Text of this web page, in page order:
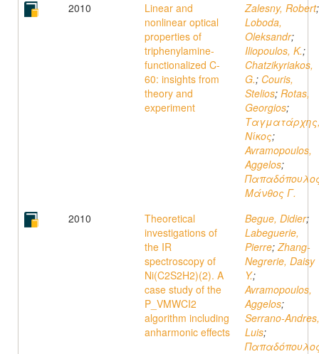
2010
Linear and
nonlinear optical
properties of
triphenylamine-
functionalized C-
60: insights from
theory and
experiment
Zalesny, Robert;
Loboda,
Oleksandr;
Iliopoulos, K.;
Chatzikyriakos,
G.; Couris,
Stelios; Rotas,
Georgios;
Νίκος;
Avramopoulos,
Aggelos;
Μάνθος Γ.
2010
Theoretical
investigations of
the IR
spectroscopy of
Ni(C2S2H2)(2). A
case study of the
P_VMWCI2
algorithm including
anharmonic effects
Begue, Didier;
Labeguerie,
Pierre;Zhang-
Negrerie, Daisy
Y.;
Avramopoulos,
Aggelos;
Serrano-Andres,
Luis;